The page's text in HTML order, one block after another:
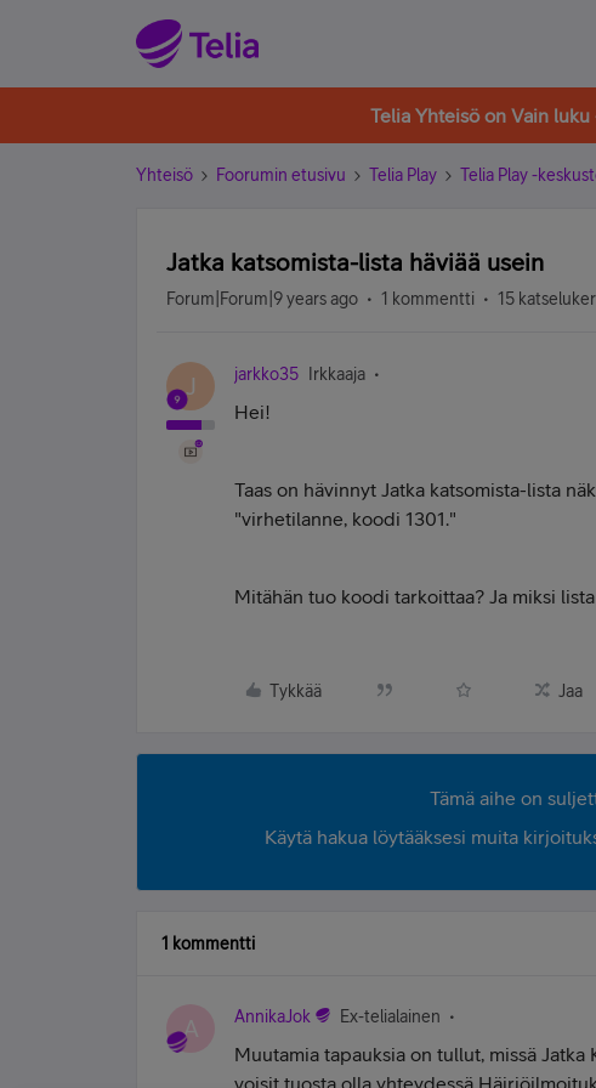
Telia Yhteisö on Vain
Yhteisö Foorumin etusivu Telia Play Telia Play -
Jatka katsomista-lista häviää usein
Forum|Forum|9 years ago 1 kommentti 15
J jarkko35 Irkkaaja
Hei!
Taas on hävinnyt Jatka katsomista-lista
"virhetilanne, koodi 1301."
Mitähän tuo koodi tarkoittaa? Ja miksi
Tykkää Jaa
Tämä aihe on
Käytä hakua löytääksesi muita
1 kommentti
A AnnikaJok Ex-telialainen
Muutamia tapauksia on tullut, missä
voisit tuosta olla yhteydessä